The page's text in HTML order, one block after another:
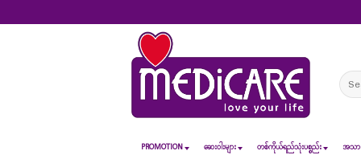
to
for:
PROMOTION ဆေး၀ါးများ တစ်ကိုယ်ရည်သုံးပစ္စည်း အသာ